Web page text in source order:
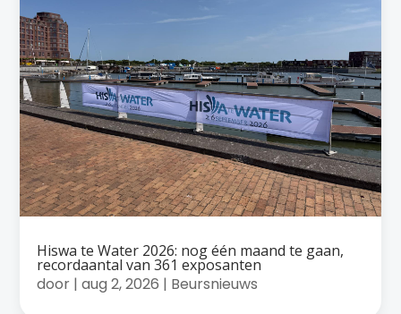
Hiswa te Water 2026: nog één maand te gaan,
recordaantal van 361 exposanten
door |aug 2, 2026 | Beursnieuws